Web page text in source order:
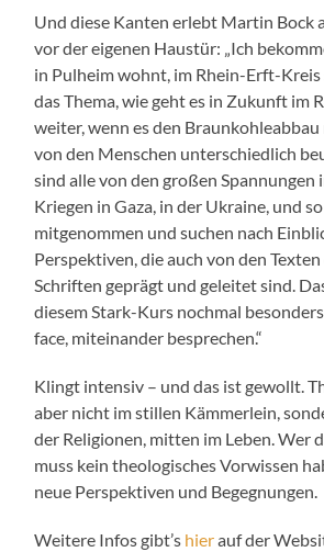
Und diese Kanten erlebt Martin Bock
vor der eigenen Haustür: „Ich
in Pulheim wohnt, im Rhein-Erft-Kreis
das Thema, wie geht es in Zukunft im
weiter, wenn es den
von den Menschen unterschiedlich
sind alle von den großen Spannungen
Kriegen in Gaza, in der Ukraine, und
mitgenommen und suchen nach
Perspektiven, die auch von den
Schriften geprägt und geleitet sind.
diesem Stark-Kurs nochmal
face, miteinander besprechen.“
Klingt intensiv – und das ist gewollt.
aber nicht im stillen Kämmerlein,
der Religionen, mitten im Leben. Wer
muss kein theologisches Vorwissen
neue Perspektiven und Begegnungen.
Weitere Infos gibt’s hierauf der